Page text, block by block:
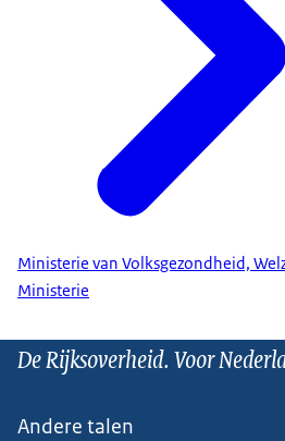
Ministerie van Volksgezondheid,
Ministerie
De Rijksoverheid. Voor
Andere talen